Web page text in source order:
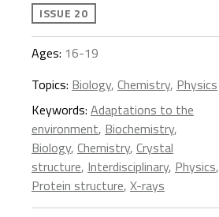
ISSUE 20
Ages: 16-19
Topics: Biology, Chemistry, Physics
Keywords: Adaptations to the
environment, Biochemistry,
Biology, Chemistry, Crystal
structure, Interdisciplinary, Physics,
Protein structure, X-rays